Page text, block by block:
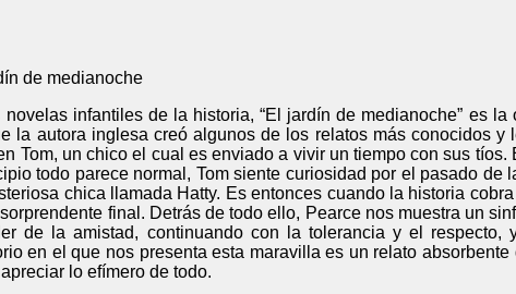
de medianoche
infantiles de la historia, “El jardín de medianoche” es
la autora inglesa creó algunos de los relatos más conocidos y
Tom, un chico el cual es enviado a vivir un tiempo con sus
todo parece normal, Tom siente curiosidad por el pasado de
chica llamada Hatty. Es entonces cuando la historia
final. Detrás de todo ello, Pearce nos muestra un
de la amistad, continuando con la tolerancia y el respecto,
en el que nos presenta esta maravilla es un relato
lo efímero de todo.